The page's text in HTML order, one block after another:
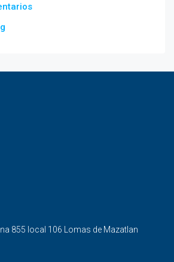
855 local 106 Lomas de Mazatlan